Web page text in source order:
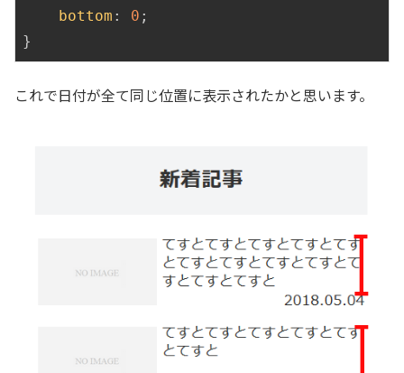
bottom : 0 ;
}
これで日付が全て同じ位置に表示されたかと思います。